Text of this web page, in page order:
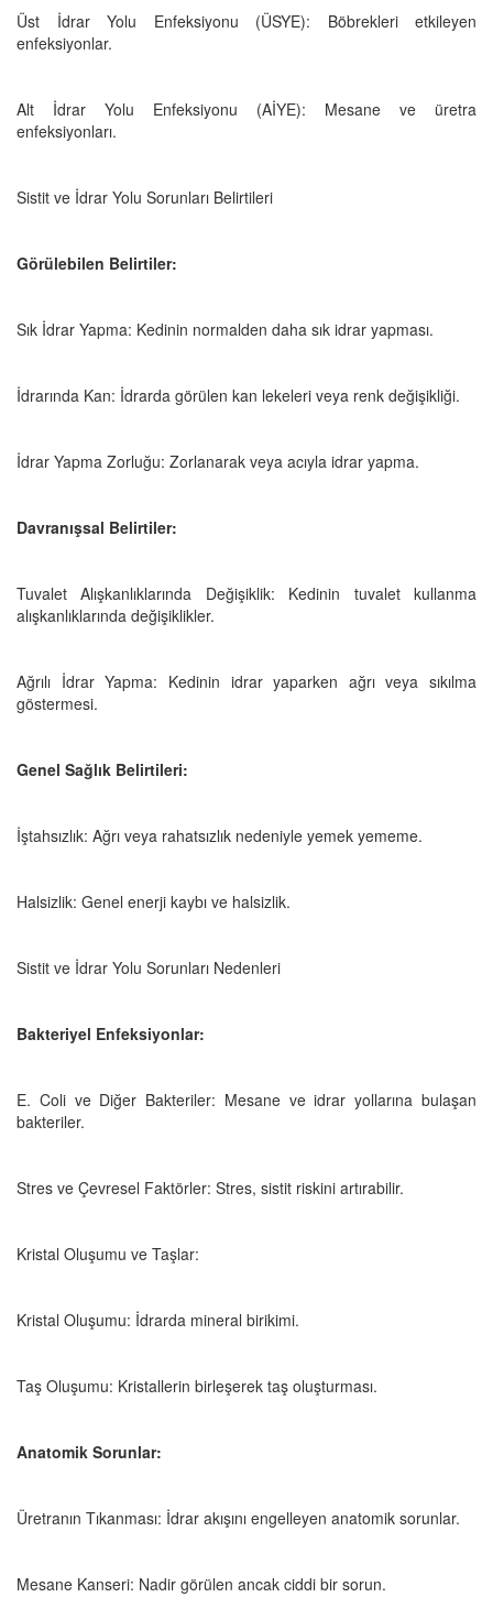
Üst İdrar Yolu Enfeksiyonu (ÜSYE): Böbrekleri etkileyen
enfeksiyonlar.
Alt İdrar Yolu Enfeksiyonu (AİYE): Mesane ve üretra
enfeksiyonları.
Sistit ve İdrar Yolu Sorunları Belirtileri
Görülebilen Belirtiler:
Sık İdrar Yapma: Kedinin normalden daha sık idrar yapması.
İdrarında Kan: İdrarda görülen kan lekeleri veya renk değişikliği.
İdrar Yapma Zorluğu: Zorlanarak veya acıyla idrar yapma.
Davranışsal Belirtiler:
Tuvalet Alışkanlıklarında Değişiklik: Kedinin tuvalet kullanma
alışkanlıklarında değişiklikler.
Ağrılı İdrar Yapma: Kedinin idrar yaparken ağrı veya sıkılma
göstermesi.
Genel Sağlık Belirtileri:
İştahsızlık: Ağrı veya rahatsızlık nedeniyle yemek yememe.
Halsizlik: Genel enerji kaybı ve halsizlik.
Sistit ve İdrar Yolu Sorunları Nedenleri
Bakteriyel Enfeksiyonlar:
E. Coli ve Diğer Bakteriler: Mesane ve idrar yollarına bulaşan
bakteriler.
Stres ve Çevresel Faktörler: Stres, sistit riskini artırabilir.
Kristal Oluşumu ve Taşlar:
Kristal Oluşumu: İdrarda mineral birikimi.
Taş Oluşumu: Kristallerin birleşerek taş oluşturması.
Anatomik Sorunlar:
Üretranın Tıkanması: İdrar akışını engelleyen anatomik sorunlar.
Mesane Kanseri: Nadir görülen ancak ciddi bir sorun.